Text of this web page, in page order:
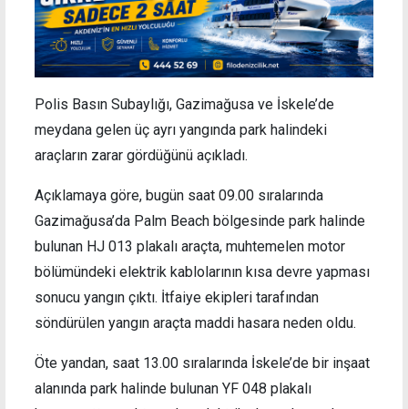
Polis Basın Subaylığı, Gazimağusa ve İskele’de
meydana gelen üç ayrı yangında park halindeki
araçların zarar gördüğünü açıkladı.
Açıklamaya göre, bugün saat 09.00 sıralarında
Gazimağusa’da Palm Beach bölgesinde park halinde
bulunan HJ 013 plakalı araçta, muhtemelen motor
bölümündeki elektrik kablolarının kısa devre yapması
sonucu yangın çıktı. İtfaiye ekipleri tarafından
söndürülen yangın araçta maddi hasara neden oldu.
Öte yandan, saat 13.00 sıralarında İskele’de bir inşaat
alanında park halinde bulunan YF 048 plakalı